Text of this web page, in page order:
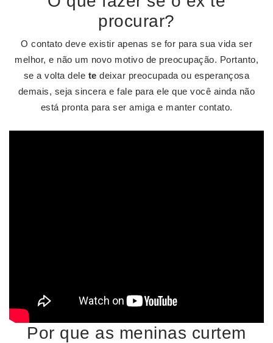
procurar?
O contato deve existir apenas se for para sua vida ser
melhor, e não um novo motivo de preocupação. Portanto,
se a volta dele te deixar preocupada ou esperançosa
demais, seja sincera e fale para ele que você ainda não
está pronta para ser amiga e manter contato.
Por que as meninas curtem